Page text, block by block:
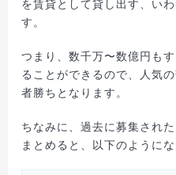
を賃貸として貸し出す、い
す。
つまり、数千万〜数億円も
ることができるので、人気
者勝ちとなります。
ちなみに、過去に募集され
まとめると、以下のようにな